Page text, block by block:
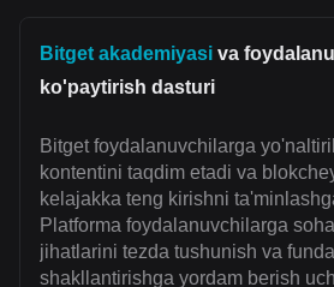
Bitget akademiyasi va
ko'paytirish dasturi
Bitget foydalanuvchilarga
kontentini taqdim etadi va
kelajakka teng kirishni
Platforma foydalanuvchilarga
jihatlarini tezda tushunish va
shakllantirishga yordam berish